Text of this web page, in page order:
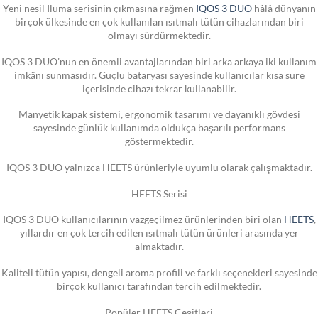
Yeni nesil Iluma serisinin çıkmasına rağmen IQOS 3 DUOhâlâ dünyanın
birçok ülkesinde en çok kullanılan ısıtmalı tütün cihazlarından biri
olmayı sürdürmektedir.
IQOS 3 DUO’nun en önemli avantajlarından biri arka arkaya iki kullanım
imkânı sunmasıdır. Güçlü bataryası sayesinde kullanıcılar kısa süre
içerisinde cihazı tekrar kullanabilir.
Manyetik kapak sistemi, ergonomik tasarımı ve dayanıklı gövdesi
sayesinde günlük kullanımda oldukça başarılı performans
göstermektedir.
IQOS 3 DUO yalnızca HEETS ürünleriyle uyumlu olarak çalışmaktadır.
HEETS Serisi
IQOS 3 DUO kullanıcılarının vazgeçilmez ürünlerinden biri olan HEETS,
yıllardır en çok tercih edilen ısıtmalı tütün ürünleri arasında yer
almaktadır.
Kaliteli tütün yapısı, dengeli aroma profili ve farklı seçenekleri sayesinde
birçok kullanıcı tarafından tercih edilmektedir.